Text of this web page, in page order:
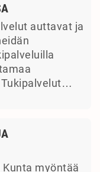
auttavat ja
Tukipalvelut…
Kunta myöntää